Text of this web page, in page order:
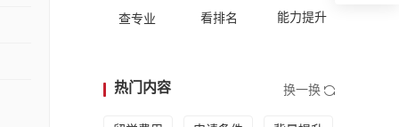
查专业 看排名 能力提升
热门内容 换一换